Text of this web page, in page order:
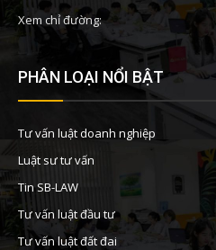
Xem chỉ đường:
PHÂN LOẠI NỔI BẬT
Tư vấn luật doanh nghiệp
Luật sư tư vấn
Tin SB-LAW
Tư vấn luật đầu tư
Tư vấn luật đất đai